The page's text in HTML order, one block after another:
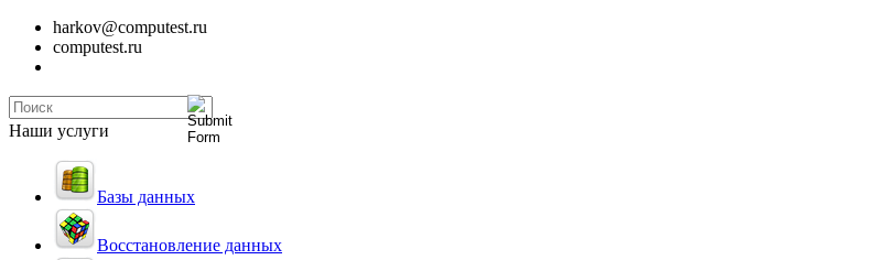
harkov@computest.ru
computest.ru
Наши услуги
Базы данных
Восстановление данных